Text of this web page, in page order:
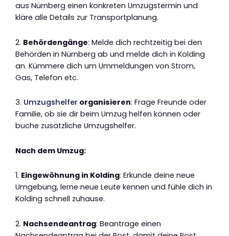
aus Nürnberg einen konkreten Umzugstermin und
kläre alle Details zur Transportplanung.
2. Behördengänge: Melde dich rechtzeitig bei den
Behörden in Nürnberg ab und melde dich in Kolding
an. Kümmere dich um Ummeldungen von Strom,
Gas, Telefon etc.
3. Umzugshelfer organisieren: Frage Freunde oder
Familie, ob sie dir beim Umzug helfen können oder
buche zusätzliche Umzugshelfer.
Nach dem Umzug:
1. Eingewöhnung in Kolding: Erkunde deine neue
Umgebung, lerne neue Leute kennen und fühle dich in
Kolding schnell zuhause.
2. Nachsendeantrag: Beantrage einen